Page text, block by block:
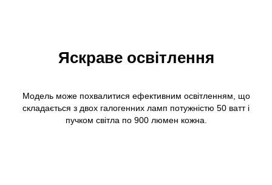
Яскраве освітлення
Модель може похвалитися ефективним освітленням, що
складається з двох галогенних ламп потужністю 50 ватт і
пучком світла по 900 люмен кожна.